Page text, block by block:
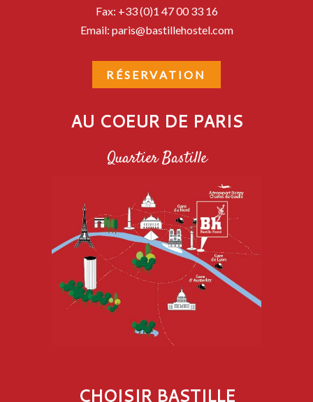
Fax: +33 (0)1 47 00 33 16
Email: paris@bastillehostel.com
RÉSERVATION
AU COEUR DE PARIS
Quartier Bastille
CHOISIR BASTILLE